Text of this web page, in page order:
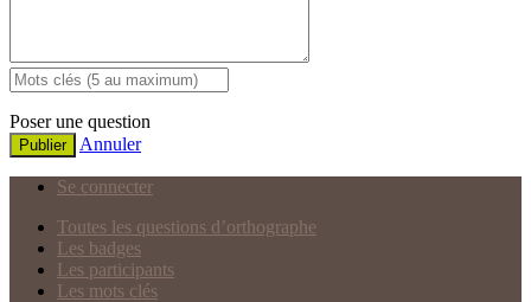
Poser une question
Publier Annuler
Se connecter
Toutes les questions d’orthographe
Les badges
Les participants
Les mots clés